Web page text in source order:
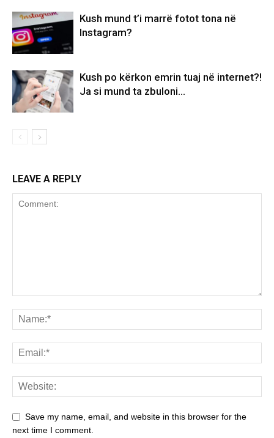
Kush mund t’i marrë fotot tona në
Instagram?
Kush po kërkon emrin tuaj në internet?!
Ja si mund ta zbuloni…
LEAVE A REPLY
Save my name, email, and website in this browser for the
next time I comment.